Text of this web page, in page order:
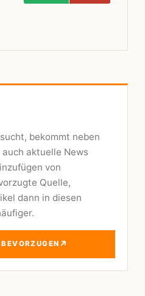
bekommt neben
aktuelle News
von
Quelle,
dann in diesen
↗